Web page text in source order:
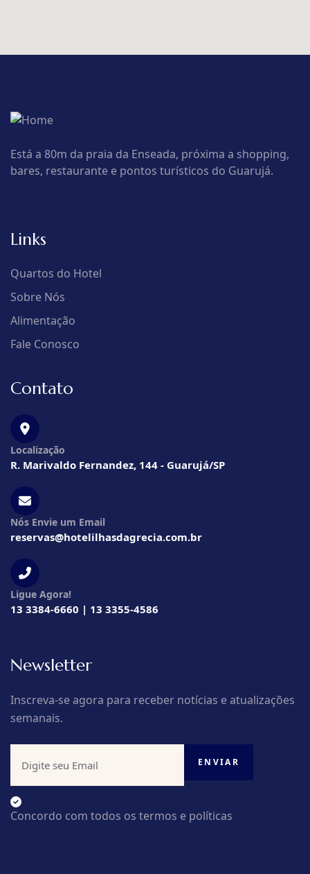
Está a 80m da praia da Enseada, próxima a shopping,
bares, restaurante e pontos turísticos do Guarujá.
Links
Quartos do Hotel
Sobre Nós
Alimentação
Fale Conosco
Contato
Localização
R. Marivaldo Fernandez, 144 - Guarujá/SP
Nós Envie um Email
reservas@hotelilhasdagrecia.com.br
Ligue Agora!
13 3384-6660 | 13 3355-4586
Newsletter
Inscreva-se agora para receber notícias e atualizações
semanais.
Concordo com todos os termos e políticas